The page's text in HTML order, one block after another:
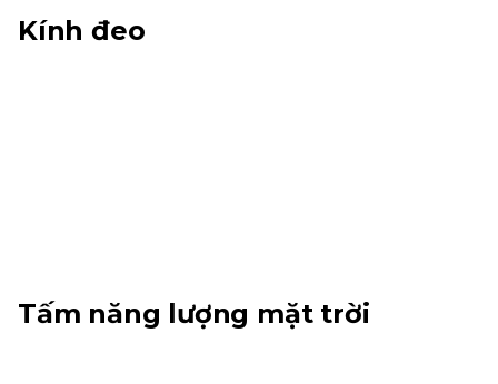
Kính đeo
Tấm năng lượng mặt trời